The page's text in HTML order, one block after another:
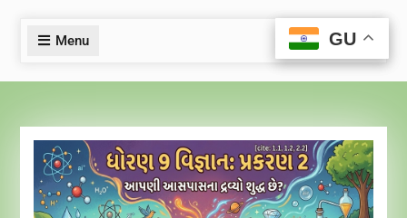
Menu GU
GU